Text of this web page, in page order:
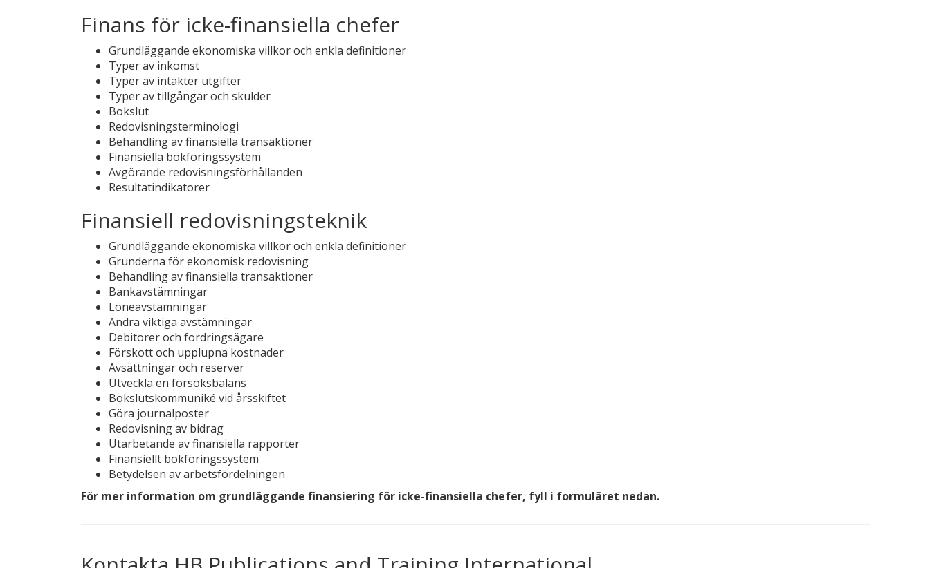
Finans för icke-finansiella chefer
Grundläggande ekonomiska villkor och enkla definitioner
Typer av inkomst
Typer av intäkter utgifter
Typer av tillgångar och skulder
Bokslut
Redovisningsterminologi
Behandling av finansiella transaktioner
Finansiella bokföringssystem
Avgörande redovisningsförhållanden
Resultatindikatorer
Finansiell redovisningsteknik
Grundläggande ekonomiska villkor och enkla definitioner
Grunderna för ekonomisk redovisning
Behandling av finansiella transaktioner
Bankavstämningar
Löneavstämningar
Andra viktiga avstämningar
Debitorer och fordringsägare
Förskott och upplupna kostnader
Avsättningar och reserver
Utveckla en försöksbalans
Bokslutskommuniké vid årsskiftet
Göra journalposter
Redovisning av bidrag
Utarbetande av finansiella rapporter
Finansiellt bokföringssystem
Betydelsen av arbetsfördelningen
För mer information om grundläggande finansiering för icke-finansiella chefer, fyll i formuläret nedan.